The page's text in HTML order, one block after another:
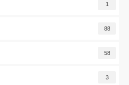
1
88
58
3